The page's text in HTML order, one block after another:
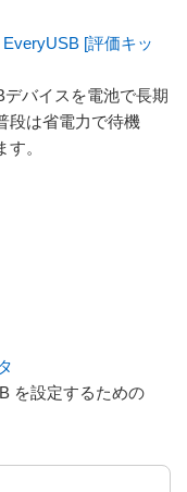
[評価キッ
バイスを電池で長期
段は省電力で待機
。
を設定するための